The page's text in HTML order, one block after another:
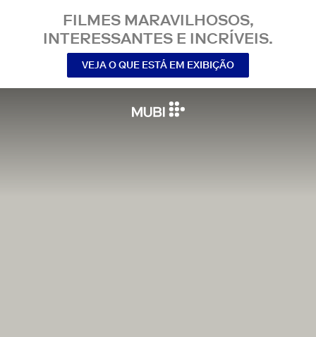
FILMES MARAVILHOSOS,
INTERESSANTES E INCRÍVEIS.
VEJA O QUE ESTÁ EM EXIBIÇÃO